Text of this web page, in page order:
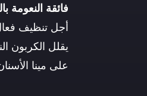
فائقة النعومة
أجل تنظيف
يقلل الكربون
على مينا